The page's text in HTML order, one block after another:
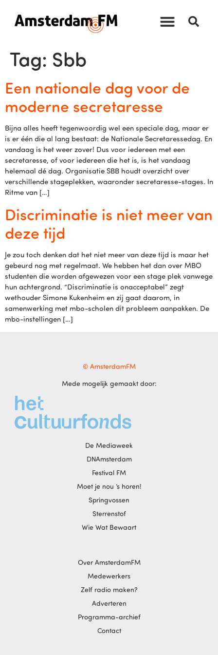
Tag: Sbb
Een nationale dag voor de
moderne secretaresse
Bijna alles heeft tegenwoordig wel een speciale dag, maar er
is er één die al lang bestaat: de Nationale Secretaressedag. En
vandaag is het weer zover! Dus voor iedereen met een
secretaresse, of voor iedereen die het is, is het vandaag
helemaal dé dag. Organisatie SBB houdt overzicht over
verschillende stageplekken, waaronder secretaresse-stages. In
Ritme van […]
Discriminatie is niet meer van
deze tijd
Je zou toch denken dat het niet meer van deze tijd is maar het
gebeurd nog met regelmaat. We hebben het dan over MBO
studenten die worden afgewezen voor een stage plek vanwege
hun achtergrond. “Discriminatie is onacceptabel” zegt
wethouder Simone Kukenheim en zij gaat daarom, in
samenwerking met mbo-scholen dit probleem aanpakken. De
mbo-instellingen […]
© AmsterdamFM
Mede mogelijk gemaakt door:
De Mediaweek
DNAmsterdam
Festival FM
Moet je nou ‘s horen!
Springvossen
Sterrenstof
Wie Wat Bewaart
Over AmsterdamFM
Medewerkers
Zelf radio maken?
Adverteren
Programma-archief
Contact